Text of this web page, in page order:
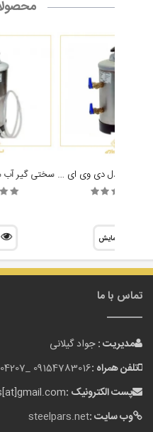
سختی گیر آب مدل دی وی ای 8 لیتری DVA 8L
نمایش
تماس با ما
مدیریت :جواد گیلانی
تلفن همراه :09154783016 _
_
پست الکترونیک :
وب سایت :steelpars.net